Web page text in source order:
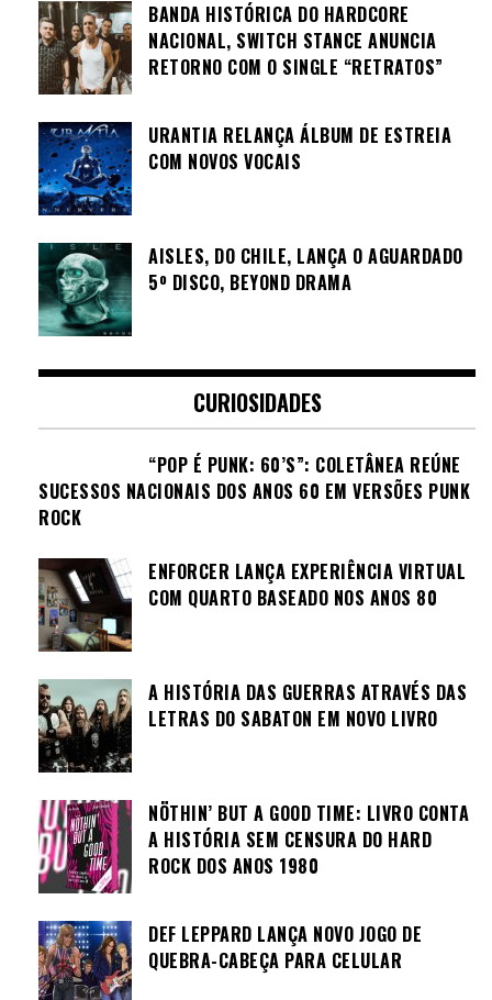
BANDA HISTÓRICA DO HARDCORE
NACIONAL, SWITCH STANCE ANUNCIA
RETORNO COM O SINGLE “RETRATOS”
URANTIA RELANÇA ÁLBUM DE ESTREIA
COM NOVOS VOCAIS
AISLES, DO CHILE, LANÇA O AGUARDADO
5º DISCO, BEYOND DRAMA
CURIOSIDADES
“POP É PUNK: 60’S”: COLETÂNEA REÚNE
SUCESSOS NACIONAIS DOS ANOS 60 EM VERSÕES PUNK
ROCK
ENFORCER LANÇA EXPERIÊNCIA VIRTUAL
COM QUARTO BASEADO NOS ANOS 80
A HISTÓRIA DAS GUERRAS ATRAVÉS DAS
LETRAS DO SABATON EM NOVO LIVRO
NÖTHIN’ BUT A GOOD TIME: LIVRO CONTA
A HISTÓRIA SEM CENSURA DO HARD
ROCK DOS ANOS 1980
DEF LEPPARD LANÇA NOVO JOGO DE
QUEBRA-CABEÇA PARA CELULAR